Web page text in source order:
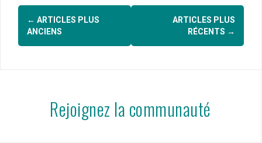
Navigation
des
articles
← ARTICLES PLUS
ANCIENS
ARTICLES PLUS
RÉCENTS →
Rejoignez la communauté